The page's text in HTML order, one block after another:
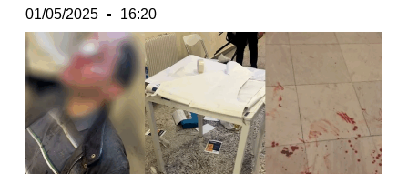
01/05/2025 16:20